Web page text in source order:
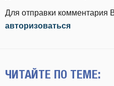
Для отправки комментария
авторизоваться
ЧИТАЙТЕ ПО ТЕМЕ: